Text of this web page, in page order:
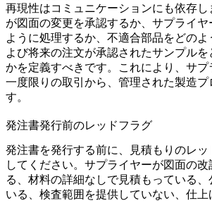
再現性はコミュニケーションにも依存
が図面の変更を承認するか、サプライ
ように処理するか、不適合部品をどの
よび将来の注文が承認されたサンプル
かを定義すべきです。これにより、サ
一度限りの取引から、管理された製造プ
す。
発注書発行前のレッドフラグ
発注書を発行する前に、見積もりのレ
してください。サプライヤーが図面の
る、材料の詳細なしで見積もっている
いる、検査範囲を提供していない、仕